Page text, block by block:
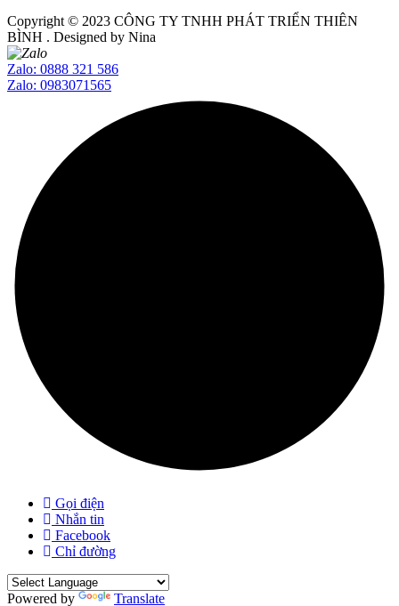
Copyright © 2023 CÔNG TY TNHH PHÁT TRIỂN THIÊN
BÌNH . Designed by Nina
Zalo: 0888 321 586
Zalo: 0983071565
Gọi điện
Nhắn tin
Facebook
Chỉ đường
Powered by Translate